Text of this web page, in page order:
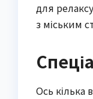
для
з міським
Ось кілька